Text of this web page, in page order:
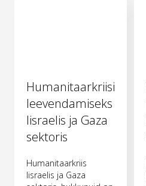
Humanitaarkriisi
leevendamiseks
Iisraelis ja Gaza
sektoris
Humanitaarkriis
Iisraelis ja Gaza